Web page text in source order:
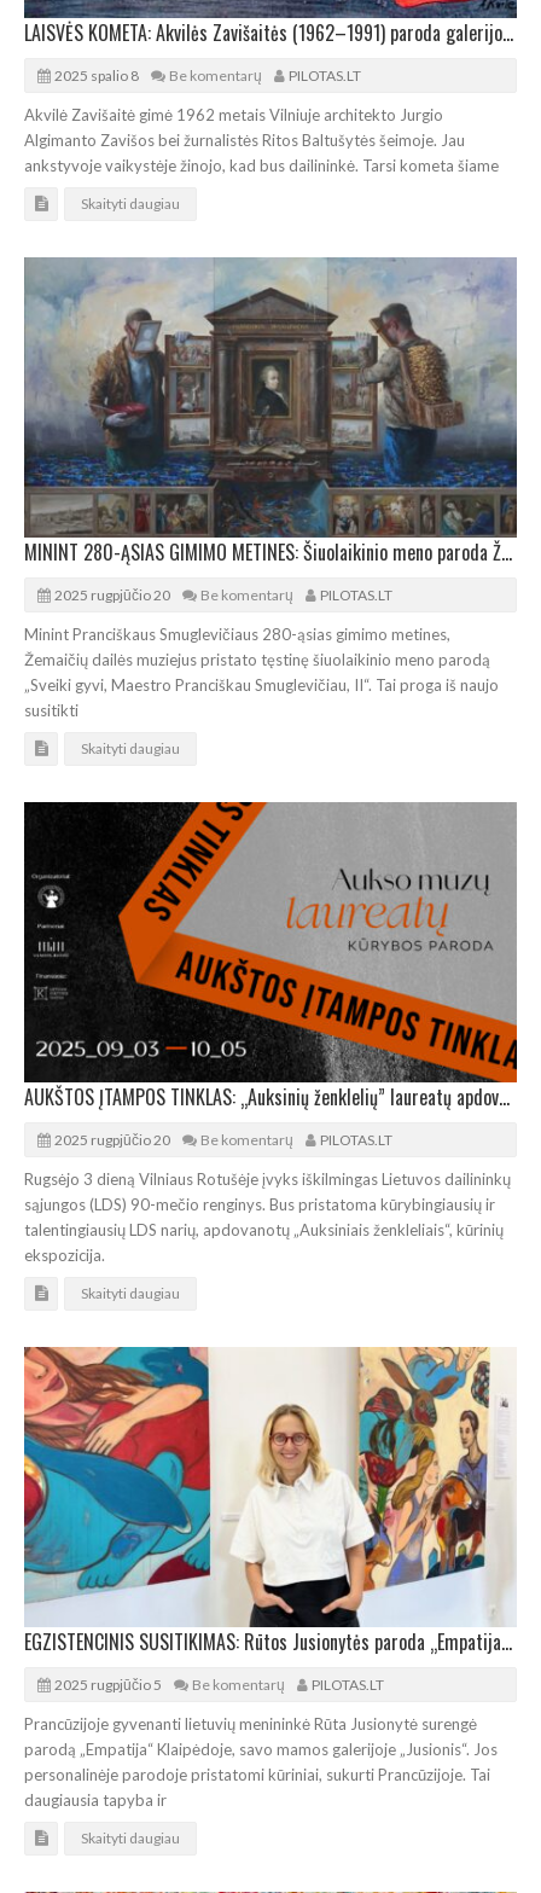
LAISVĖS KOMETA: Akvilės Zavišaitės (1962–1991) paroda galerijoje „Kunskamera“
2025 spalio 8 Be komentarų PILOTAS.LT
Akvilė Zavišaitė gimė 1962 metais Vilniuje architekto Jurgio
Algimanto Zavišos bei žurnalistės Ritos Baltušytės šeimoje. Jau
ankstyvoje vaikystėje žinojo, kad bus dailininkė. Tarsi kometa šiame
Skaityti daugiau
MININT 280-ĄSIAS GIMIMO METINES: Šiuolaikinio meno paroda Žemaičių dailės muziejuje
2025 rugpjūčio 20 Be komentarų PILOTAS.LT
Minint Pranciškaus Smuglevičiaus 280-ąsias gimimo metines,
Žemaičių dailės muziejus pristato tęstinę šiuolaikinio meno parodą
„Sveiki gyvi, Maestro Pranciškau Smuglevičiau, II“. Tai proga iš naujo
susitikti
Skaityti daugiau
AUKŠTOS ĮTAMPOS TINKLAS: „Auksinių ženklelių” laureatų apdovanojimas ir paroda Vilniaus rotušėje
2025 rugpjūčio 20 Be komentarų PILOTAS.LT
Rugsėjo 3 dieną Vilniaus Rotušėje įvyks iškilmingas Lietuvos dailininkų
sąjungos (LDS) 90-mečio renginys. Bus pristatoma kūrybingiausių ir
talentingiausių LDS narių, apdovanotų „Auksiniais ženkleliais“, kūrinių
ekspozicija.
Skaityti daugiau
EGZISTENCINIS SUSITIKIMAS: Rūtos Jusionytės paroda „Empatija“ gimtojoje Klaipėdoje
2025 rugpjūčio 5 Be komentarų PILOTAS.LT
Prancūzijoje gyvenanti lietuvių menininkė Rūta Jusionytė surengė
parodą „Empatija“ Klaipėdoje, savo mamos galerijoje „Jusionis“. Jos
personalinėje parodoje pristatomi kūriniai, sukurti Prancūzijoje. Tai
daugiausia tapyba ir
Skaityti daugiau